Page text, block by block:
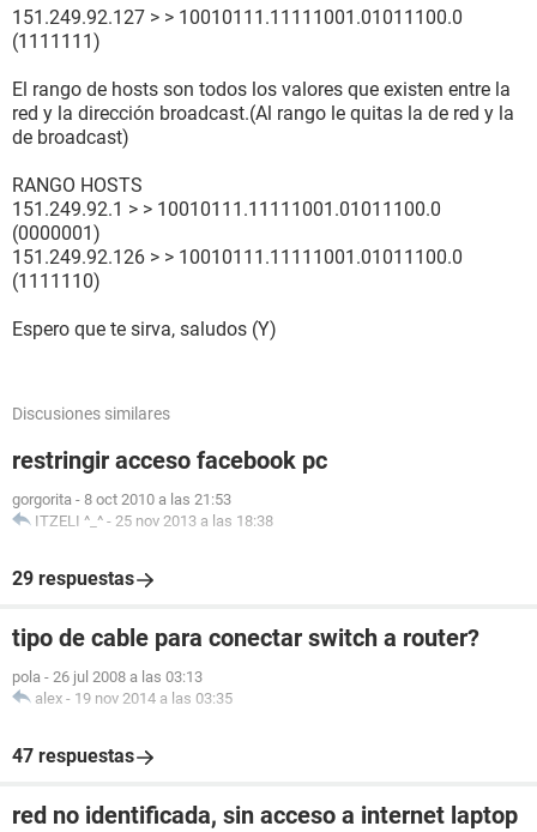
151.249.92.127 > > 10010111.11111001.01011100.0
(1111111)
El rango de hosts son todos los valores que existen entre la
red y la dirección broadcast.(Al rango le quitas la de red y la
de broadcast)
RANGO HOSTS
151.249.92.1 > > 10010111.11111001.01011100.0
(0000001)
151.249.92.126 > > 10010111.11111001.01011100.0
(1111110)
Espero que te sirva, saludos (Y)
Discusiones similares
restringir acceso facebook pc
gorgorita - 8 oct 2010 a las 21:53
ITZELI ^_^ - 25 nov 2013 a las 18:38
29 respuestas
tipo de cable para conectar switch a router?
pola - 26 jul 2008 a las 03:13
alex - 19 nov 2014 a las 03:35
47 respuestas
red no identificada, sin acceso a internet laptop